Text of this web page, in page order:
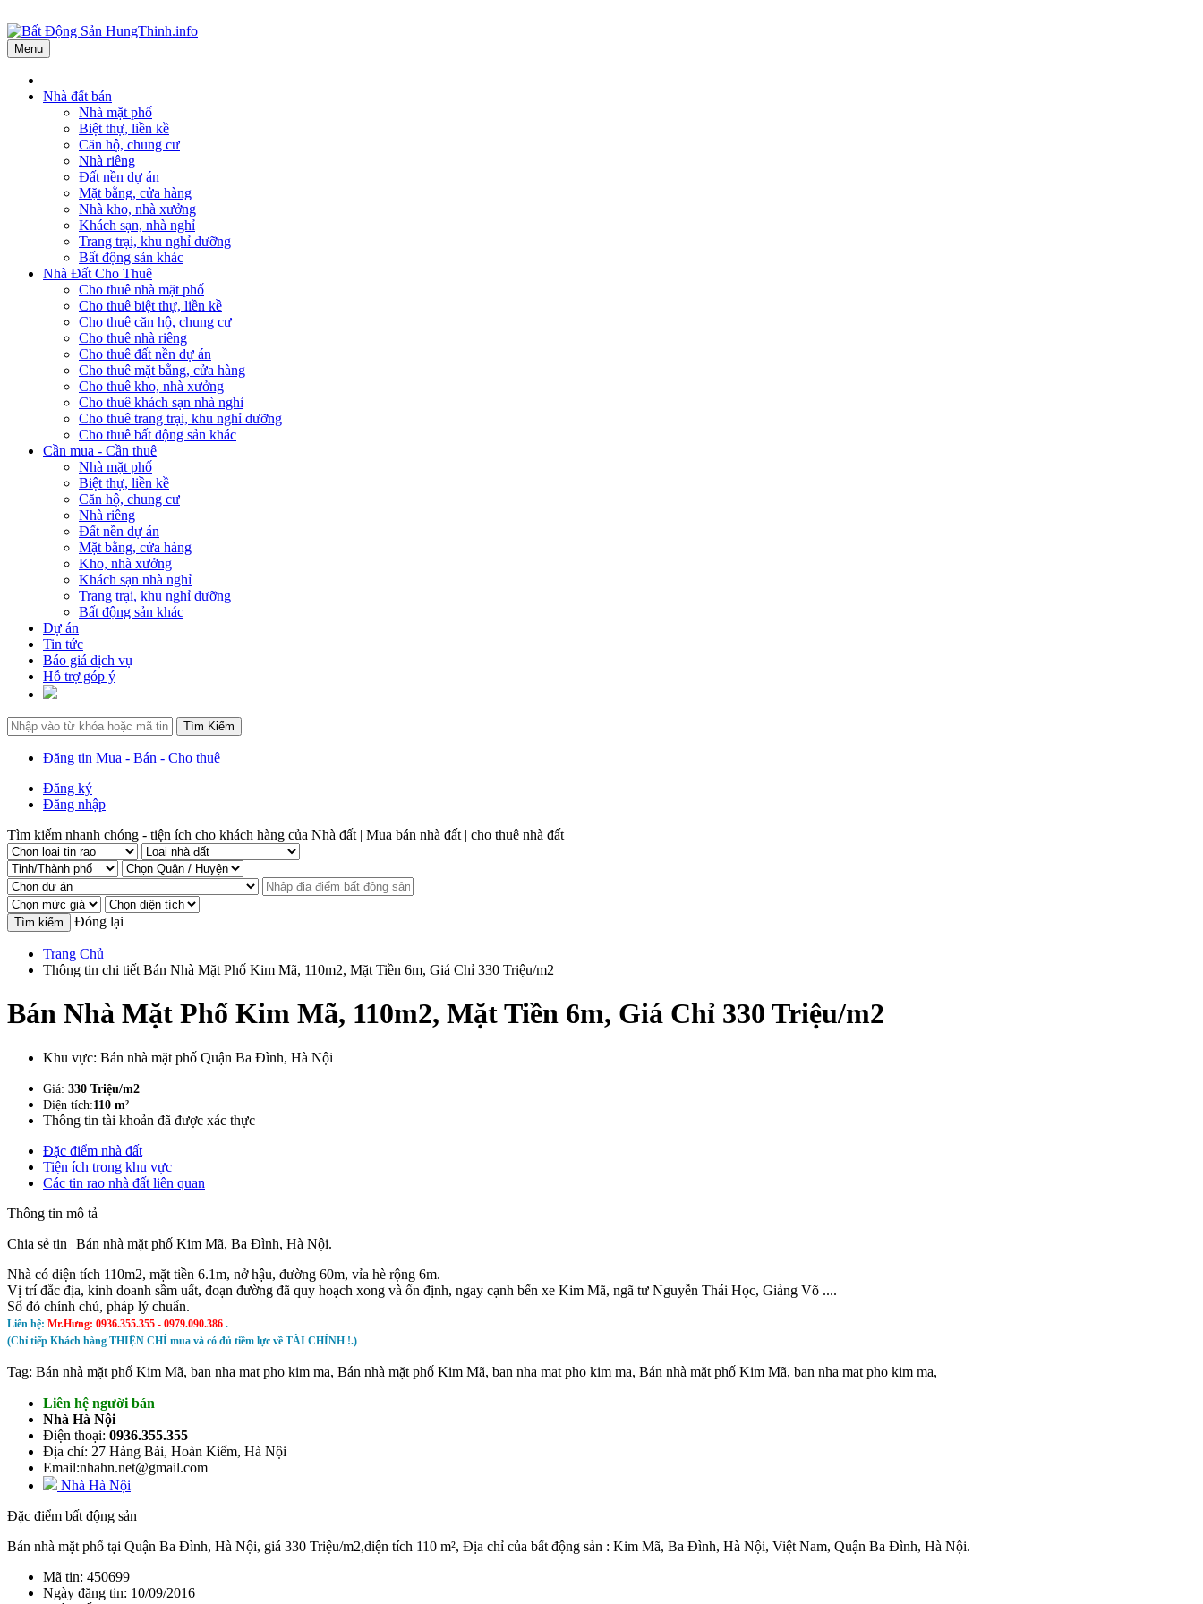
Menu
Nhà đất bán
Nhà mặt phố
Biệt thự, liền kề
Căn hộ, chung cư
Nhà riêng
Đất nền dự án
Mặt bằng, cửa hàng
Nhà kho, nhà xưởng
Khách sạn, nhà nghỉ
Trang trại, khu nghỉ dưỡng
Bất động sản khác
Nhà Đất Cho Thuê
Cho thuê nhà mặt phố
Cho thuê biệt thự, liền kề
Cho thuê căn hộ, chung cư
Cho thuê nhà riêng
Cho thuê đất nền dự án
Cho thuê mặt bằng, cửa hàng
Cho thuê kho, nhà xưởng
Cho thuê khách sạn nhà nghỉ
Cho thuê trang trại, khu nghỉ dưỡng
Cho thuê bất động sản khác
Cần mua - Cần thuê
Nhà mặt phố
Biệt thự, liền kề
Căn hộ, chung cư
Nhà riêng
Đất nền dự án
Mặt bằng, cửa hàng
Kho, nhà xưởng
Khách sạn nhà nghỉ
Trang trại, khu nghỉ dưỡng
Bất động sản khác
Dự án
Tin tức
Báo giá dịch vụ
Hỗ trợ góp ý
Đăng tin Mua - Bán - Cho thuê
Đăng ký
Đăng nhập
Tìm kiếm nhanh chóng - tiện ích cho khách hàng của Nhà đất | Mua bán nhà đất | cho thuê nhà đất
Đóng lại
Trang Chủ
Thông tin chi tiết Bán Nhà Mặt Phố Kim Mã, 110m2, Mặt Tiền 6m, Giá Chỉ 330 Triệu/m2
Bán Nhà Mặt Phố Kim Mã, 110m2, Mặt Tiền 6m, Giá Chỉ 330 Triệu/m2
Khu vực: Bán nhà mặt phố Quận Ba Đình, Hà Nội
Giá: 330 Triệu/m2
Diện tích:110 m²
Thông tin tài khoản đã được xác thực
Đặc điểm nhà đất
Tiện ích trong khu vực
Các tin rao nhà đất liên quan
Thông tin mô tả
Chia sẻ tin
Bán nhà mặt phố Kim Mã, Ba Đình, Hà Nội.
Nhà có diện tích 110m2, mặt tiền 6.1m, nở hậu, đường 60m, vỉa hè rộng 6m.
Vị trí đắc địa, kinh doanh sầm uất, đoạn đường đã quy hoạch xong và ổn định, ngay cạnh bến xe Kim Mã, ngã tư Nguyễn Thái Học, Giảng Võ ....
Sổ đỏ chính chủ, pháp lý chuẩn.
Liên hệ: Mr.Hưng: 0936.355.355 - 0979.090.386 .
(Chỉ tiếp Khách hàng THIỆN CHÍ mua và có đủ tiềm lực về TÀI CHÍNH !.)
Tag: Bán nhà mặt phố Kim Mã, ban nha mat pho kim ma, Bán nhà mặt phố Kim Mã, ban nha mat pho kim ma, Bán nhà mặt phố Kim Mã, ban nha mat pho kim ma,
Liên hệ người bán
Nhà Hà Nội
Điện thoại: 0936.355.355
Địa chỉ: 27 Hàng Bài, Hoàn Kiếm, Hà Nội
Email:nhahn.net@gmail.com
Nhà Hà Nội
Đặc điểm bất động sản
Bán nhà mặt phố tại Quận Ba Đình, Hà Nội, giá 330 Triệu/m2,diện tích 110 m², Địa chỉ của bất động sản : Kim Mã, Ba Đình, Hà Nội, Việt Nam, Quận Ba Đình, Hà Nội.
Mã tin: 450699
Ngày đăng tin: 10/09/2016